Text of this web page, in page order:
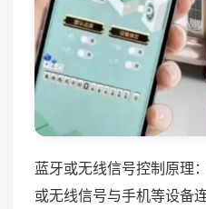
蓝牙或无线信号控制原理
或无线信号与手机等设备